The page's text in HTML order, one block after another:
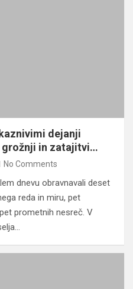
dejanji
grožnji in zatajitvi…
No Comments
dnevu obravnavali deset
reda in miru, pet
prometnih nesreč. V